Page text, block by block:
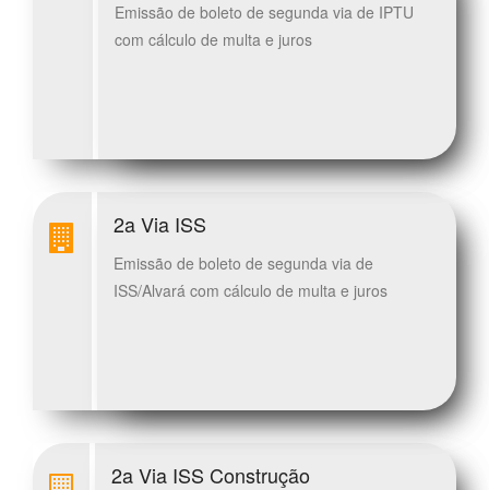
Emissão de boleto de segunda via de IPTU
com cálculo de multa e juros
2a Via ISS
Emissão de boleto de segunda via de
ISS/Alvará com cálculo de multa e juros
2a Via ISS Construção